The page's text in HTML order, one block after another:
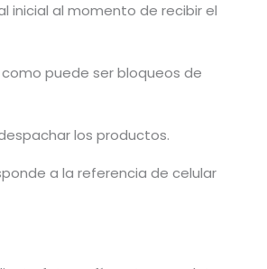
inicial al momento de recibir el
puede ser bloqueos de
los productos.
a la referencia de celular